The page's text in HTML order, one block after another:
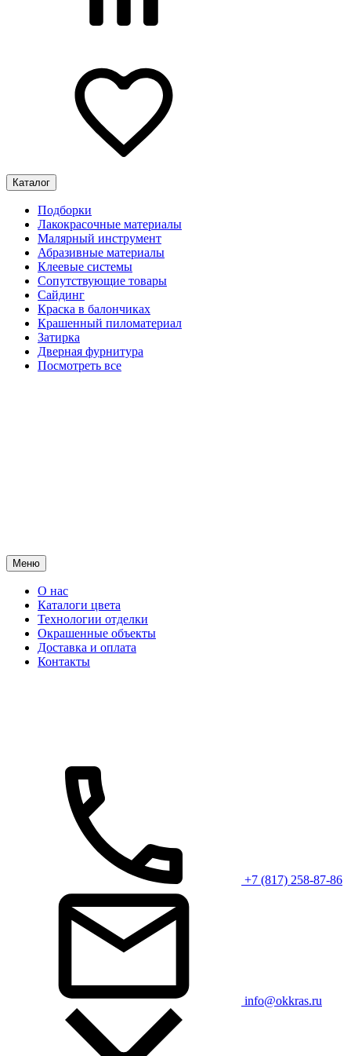
Каталог
Подборки
Лакокрасочные материалы
Малярный инструмент
Абразивные материалы
Клеевые системы
Сопутствующие товары
Сайдинг
Краска в балончиках
Крашенный пиломатериал
Затирка
Дверная фурнитура
Посмотреть все
Меню
О нас
Каталоги цвета
Технологии отделки
Окрашенные объекты
Доставка и оплата
Контакты
+7 (817) 258-87-86
info@okkras.ru